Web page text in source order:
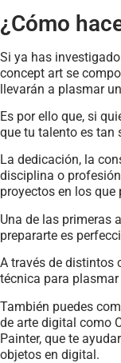
¿Cómo
Si ya has
concept art se
llevarán a plasmar
Es por ello que, si
que tu talento es tan
La dedicación, la
disciplina o
proyectos en los que
Una de las primeras
prepararte es
A través de distintos
técnica para
También puedes
de arte digital como
Painter, que te
objetos en digital.